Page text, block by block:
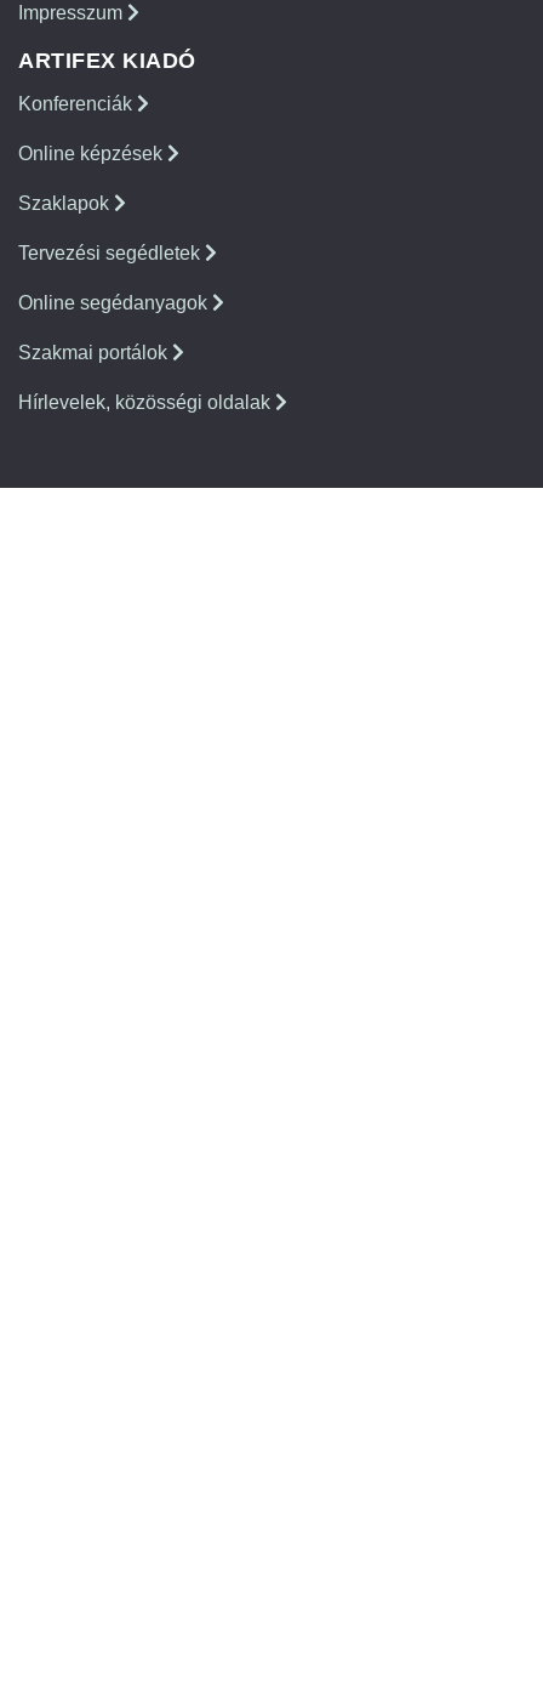
Impresszum
ARTIFEX KIADÓ
Konferenciák
Online képzések
Szaklapok
Tervezési segédletek
Online segédanyagok
Szakmai portálok
Hírlevelek, közösségi oldalak